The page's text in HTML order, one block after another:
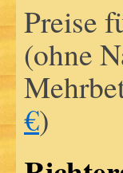
Preise
(ohne
€)